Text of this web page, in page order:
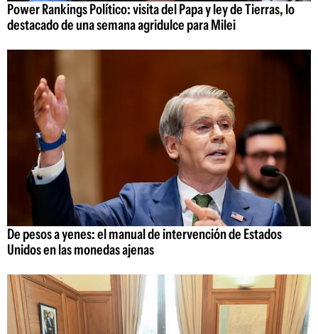
Power Rankings Político: visita del Papa y ley de Tierras, lo
destacado de una semana agridulce para Milei
De pesos a yenes: el manual de intervención de Estados
Unidos en las monedas ajenas